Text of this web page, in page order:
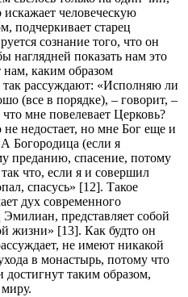
человеческую
подчеркивает старец
сознание того, что он
наглядней показать нам это
нам, каким образом
рассуждают: «Исполняю ли
(все в порядке), – говорит, –
мне повелевает Церковь?
недостает, но мне Бог еще и
Богородица (если я
преданию, спасение, потому
что, если я и совершил
спасусь» [12]. Такое
дух современного
представляет собой
жизни» [13]. Как будто он
не имеют никакой
в монастырь, потому что
достигнут таким образом,